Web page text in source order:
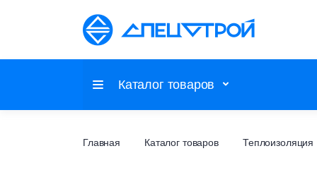
Каталог товаров
Главная Каталог товаров Теплоизоляция